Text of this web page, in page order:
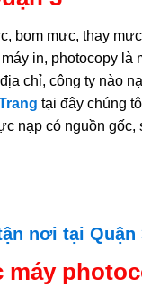
bom mực, thay
in, photocopy là
chỉ, công ty nào
tại đây chúng
nạp có nguồn gốc,
nơi tại Quận
máy